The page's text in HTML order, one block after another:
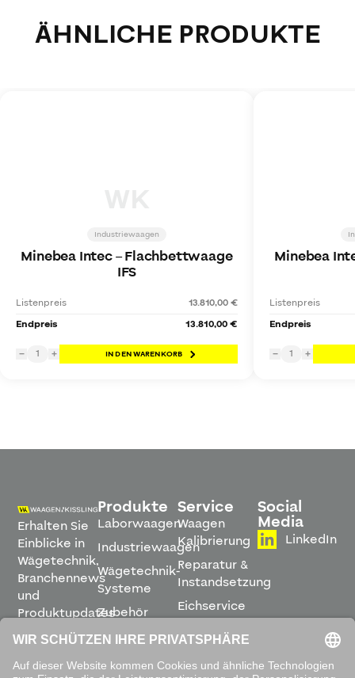
ÄHNLICHE PRODUKTE
Industriewaagen
Minebea Intec–Flachbettwaage
IFS
Listenpreis
13.810,00 €
Endpreis
13.810,00 €
− 1 + IN DEN WARENKORB
Minebea
Listenpreis
Endpreis
− 1 +
Erhalten Sie
Einblicke in
Wägetechnik,
Branchennews
und
Produktupdates
direkt in
Ihren
Posteingang.
Produkte
Laborwaagen
Industriewaagen
Wägetechnik-
Systeme
Zubehör
Software
Service
Waagen
Kalibrierung
Reparatur &
Instandsetzung
Eichservice
Montage &
Inbetriebnahme
Leihwaagen
Social
Media
LinkedIn